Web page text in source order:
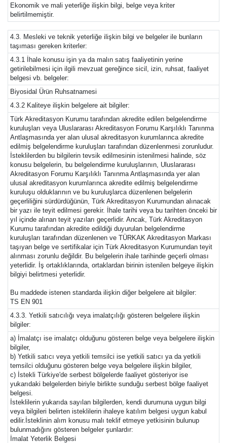
Ekonomik ve mali yeterliğe ilişkin bilgi, belge veya kriter
belirtilmemiştir.
4.3. Mesleki ve teknik yeterliğe ilişkin bilgi ve belgeler ile bunların
taşıması gereken kriterler:
4.3.1 İhale konusu işin ya da malın satış faaliyetinin yerine
getirilebilmesi için ilgili mevzuat gereğince sicil, izin, ruhsat, faaliyet
belgesi vb. belgeler:
Biyosidal Ürün Ruhsatnamesi
4.3.2 Kaliteye ilişkin belgelere ait bilgiler:
Türk Akreditasyon Kurumu tarafından akredite edilen belgelendirme
kuruluşları veya Uluslararası Akreditasyon Forumu Karşılıklı Tanınma
Antlaşmasında yer alan ulusal akreditasyon kurumlarınca akredite
edilmiş belgelendirme kuruluşları tarafından düzenlenmesi zorunludur.
İsteklilerden bu bilgilerin tevsik edilmesinin istenilmesi halinde, söz
konusu belgelerin, bu belgelendirme kuruluşlarının, Uluslararası
Akreditasyon Forumu Karşılıklı Tanınma Antlaşmasında yer alan
ulusal akreditasyon kurumlarınca akredite edilmiş belgelendirme
kuruluşu olduklarının ve bu kuruluşlarca düzenlenen belgelerin
geçerliliğini sürdürdüğünün, Türk Akreditasyon Kurumundan alınacak
bir yazı ile teyit edilmesi gerekir. İhale tarihi veya bu tarihten önceki bir
yıl içinde alınan teyit yazıları geçerlidir. Ancak, Türk Akreditasyon
Kurumu tarafından akredite edildiği duyurulan belgelendirme
kuruluşları tarafından düzenlenen ve TÜRKAK Akreditasyon Markası
taşıyan belge ve sertifikalar için Türk Akreditasyon Kurumundan teyit
alınması zorunlu değildir. Bu belgelerin ihale tarihinde geçerli olması
yeterlidir. İş ortaklıklarında, ortaklardan birinin istenilen belgeye ilişkin
bilgiyi belirtmesi yeterlidir.
Bu maddede istenen standarda ilişkin diğer belgelere ait bilgiler:
TS EN 901
4.3.3. Yetkili satıcılığı veya imalatçılığı gösteren belgelere ilişkin
bilgiler:
a) İmalatçı ise imalatçı olduğunu gösteren belge veya belgelere ilişkin
bilgiler,
b) Yetkili satıcı veya yetkili temsilci ise yetkili satıcı ya da yetkili
temsilci olduğunu gösteren belge veya belgelere ilişkin bilgiler,
c) İstekli Türkiye'de serbest bölgelerde faaliyet gösteriyor ise
yukarıdaki belgelerden biriyle birlikte sunduğu serbest bölge faaliyet
belgesi.
İsteklilerin yukarıda sayılan bilgilerden, kendi durumuna uygun bilgi
veya bilgileri belirten isteklilerin ihaleye katılım belgesi uygun kabul
edilir.İsteklinin alım konusu malı teklif etmeye yetkisinin bulunup
bulunmadığını gösteren belgeler şunlardır:
İmalat Yeterlik Belgesi